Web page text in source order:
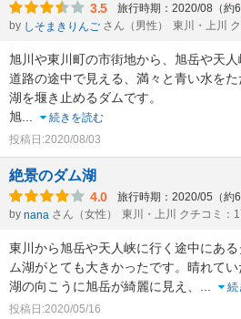
3.5 旅行時期：2020/08（約6
by しそまきりんご さん（男性） 東川・上川
旭川や東川町の市街地から、旭岳や天人
道路の途中で見える、満々と青い水をた
湖を堰き止めるダムです。
旭...
続きを読む
投稿日:2020/08/03
絶景のダム湖
4.0 旅行時期：2020/05（約6
by nana さん（女性） 東川・上川 クチコミ：
東川から旭岳や天人峡に行く途中にあ
ム湖がとても大きかったです。晴れて
湖の向こうに旭岳が綺麗に見え、 ...
続
投稿日:2020/05/16